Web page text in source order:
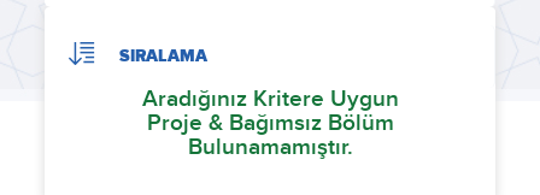
SIRALAMA
Aradığınız Kritere Uygun
Proje & Bağımsız Bölüm
Bulunamamıştır.